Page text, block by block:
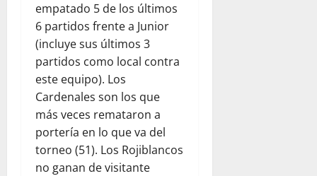
empatado 5 de los últimos
6 partidos frente a Junior
(incluye sus últimos 3
partidos como local contra
este equipo). Los
Cardenales son los que
más veces remataron a
portería en lo que va del
torneo (51). Los Rojiblancos
no ganan de visitante